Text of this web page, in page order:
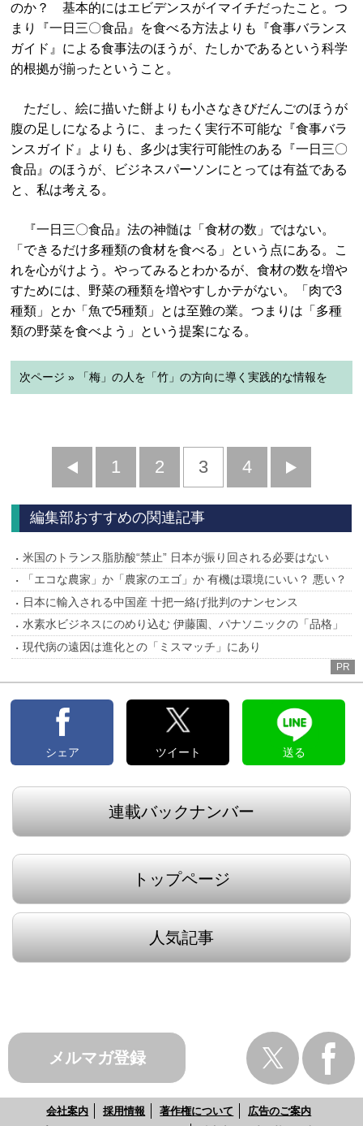
のか？ 基本的にはエビデンスがイマイチだったこと。つ
まり『一日三〇食品』を食べる方法よりも『食事バランス
ガイド』による食事法のほうが、たしかであるという科学
的根拠が揃ったということ。
ただし、絵に描いた餅よりも小さなきびだんごのほうが
腹の足しになるように、まったく実行不可能な『食事バラ
ンスガイド』よりも、多少は実行可能性のある『一日三〇
食品』のほうが、ビジネスパーソンにとっては有益である
と、私は考える。
『一日三〇食品』法の神髄は「食材の数」ではない。
「できるだけ多種類の食材を食べる」という点にある。こ
れを心がけよう。やってみるとわかるが、食材の数を増や
すためには、野菜の種類を増やすしかテがない。「肉で3
種類」とか「魚で5種類」とは至難の業。つまりは「多種
類の野菜を食べよう」という提案になる。
次ページ » 「梅」の人を「竹」の方向に導く実践的な情報を
前
へ
1 2 3 4
へ
編集部おすすめの関連記事
米国のトランス脂肪酸“禁止” 日本が振り回される必要はない
「エコな農家」か「農家のエゴ」か 有機は環境にいい？ 悪い？
日本に輸入される中国産 十把一絡げ批判のナンセンス
水素水ビジネスにのめり込む 伊藤園、パナソニックの「品格」
現代病の遠因は進化との「ミスマッチ」にあり
PR
シェア ツイート 送る
連載バックナンバー
トップページ
人気記事
メルマガ登録
会社案内 採用情報 著作権について
広告のご案内